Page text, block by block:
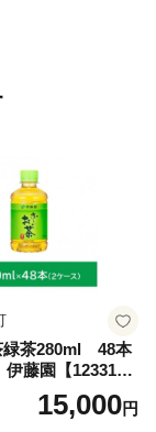
緑茶280ml 48本
藤園【123317
15,000円